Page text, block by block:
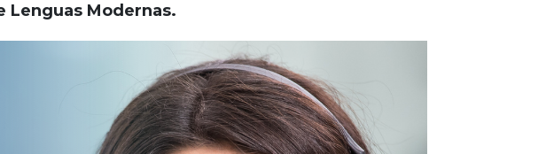
Lenguas Modernas.